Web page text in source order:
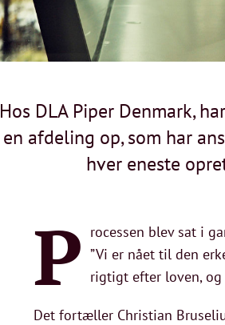
Hos DLA Piper Denmark,
en afdeling op, som har
hver eneste
P rocessen blev sat i
”Vi er nået til den
rigtigt efter loven,
Det fortæller Christian